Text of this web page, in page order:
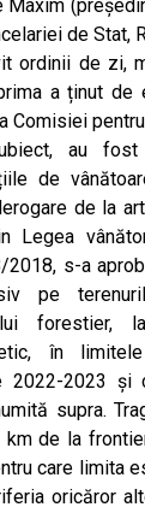
Maxim
de Stat,
ordinii de zi,
a ținut de
Comisiei
au fost
de
de la
Legea
2018, s-a
pe
forestier,
în
2022-2023 și
supra.
de la
care limita
oricăror